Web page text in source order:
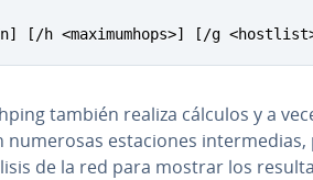
[/h <maximumhops>] [/g
también realiza cálculos y a
numerosas es­ta­cio­nes
de la red para mostrar los